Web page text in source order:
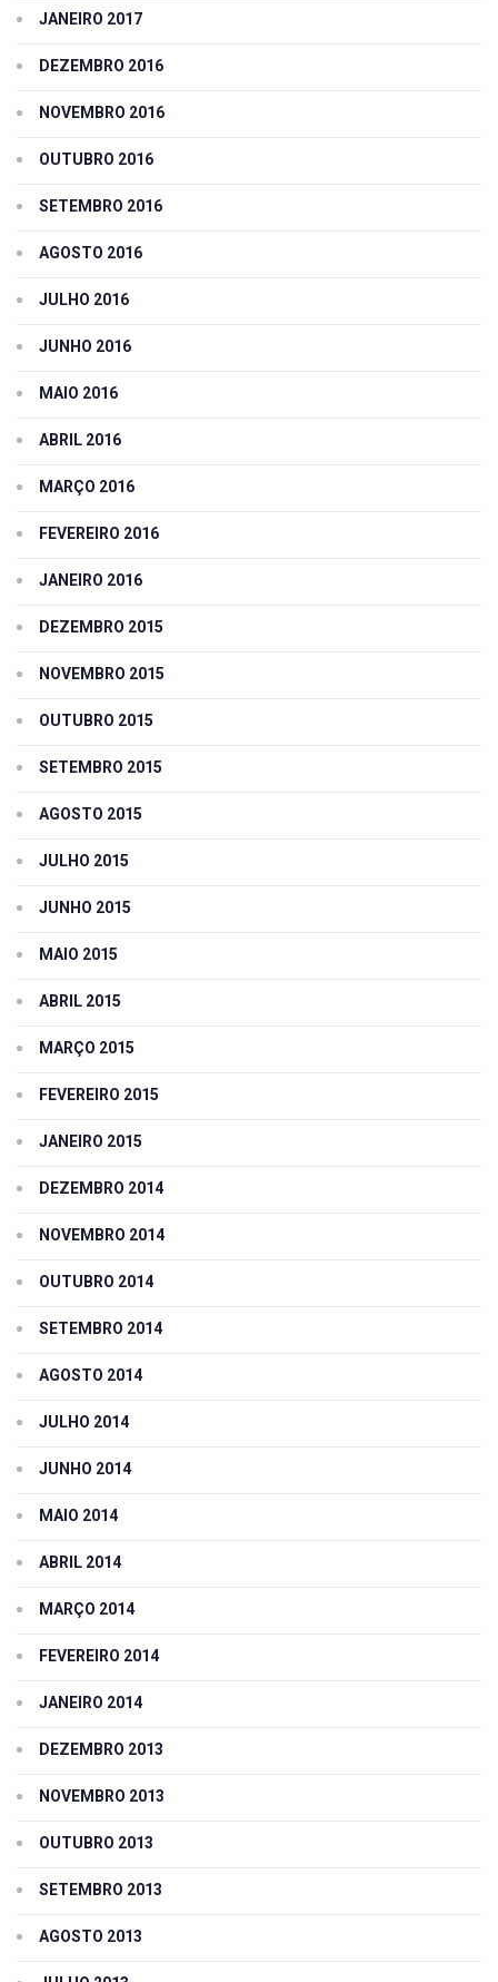
JANEIRO 2017
DEZEMBRO 2016
NOVEMBRO 2016
OUTUBRO 2016
SETEMBRO 2016
AGOSTO 2016
JULHO 2016
JUNHO 2016
MAIO 2016
ABRIL 2016
MARÇO 2016
FEVEREIRO 2016
JANEIRO 2016
DEZEMBRO 2015
NOVEMBRO 2015
OUTUBRO 2015
SETEMBRO 2015
AGOSTO 2015
JULHO 2015
JUNHO 2015
MAIO 2015
ABRIL 2015
MARÇO 2015
FEVEREIRO 2015
JANEIRO 2015
DEZEMBRO 2014
NOVEMBRO 2014
OUTUBRO 2014
SETEMBRO 2014
AGOSTO 2014
JULHO 2014
JUNHO 2014
MAIO 2014
ABRIL 2014
MARÇO 2014
FEVEREIRO 2014
JANEIRO 2014
DEZEMBRO 2013
NOVEMBRO 2013
OUTUBRO 2013
SETEMBRO 2013
AGOSTO 2013